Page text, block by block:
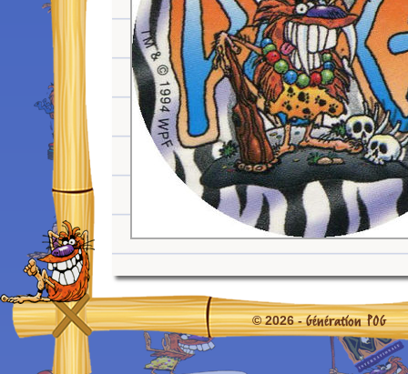
© 2026 -Génération POG